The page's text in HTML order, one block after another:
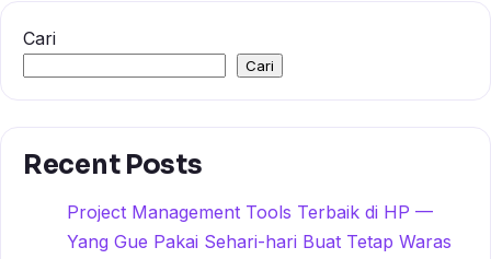
Cari
Cari
Recent Posts
Project Management Tools Terbaik di HP —
Yang Gue Pakai Sehari-hari Buat Tetap Waras